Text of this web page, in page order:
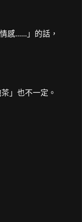
感......」的話，
」也不一定。